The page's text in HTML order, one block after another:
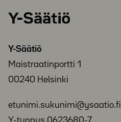
Y-
Y-Säätiö
Maistraatinportti 1
00240 Helsinki
etunimi.sukunimi@ysaatio.fi